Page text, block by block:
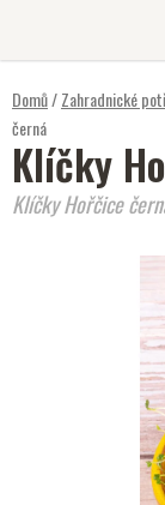
Domů/Zahradnické
černá
Klíčky
Klíčky Hořčice